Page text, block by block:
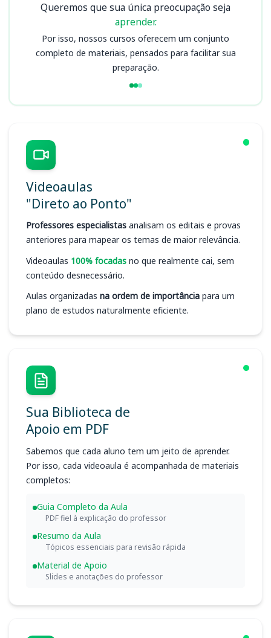
Queremos que sua única preocupação seja
aprender.
Por isso, nossos cursos oferecem um conjunto
completo de materiais, pensados para facilitar sua
preparação.
Videoaulas
"Direto ao Ponto"
Professores especialistas analisam os editais e provas
anteriores para mapear os temas de maior relevância.
Videoaulas 100% focadas no que realmente cai, sem
conteúdo desnecessário.
Aulas organizadas na ordem de importância para um
plano de estudos naturalmente eficiente.
Sua Biblioteca de
Apoio em PDF
Sabemos que cada aluno tem um jeito de aprender.
Por isso, cada videoaula é acompanhada de materiais
completos:
Guia Completo da Aula
PDF fiel à explicação do professor
Resumo da Aula
Tópicos essenciais para revisão rápida
Material de Apoio
Slides e anotações do professor